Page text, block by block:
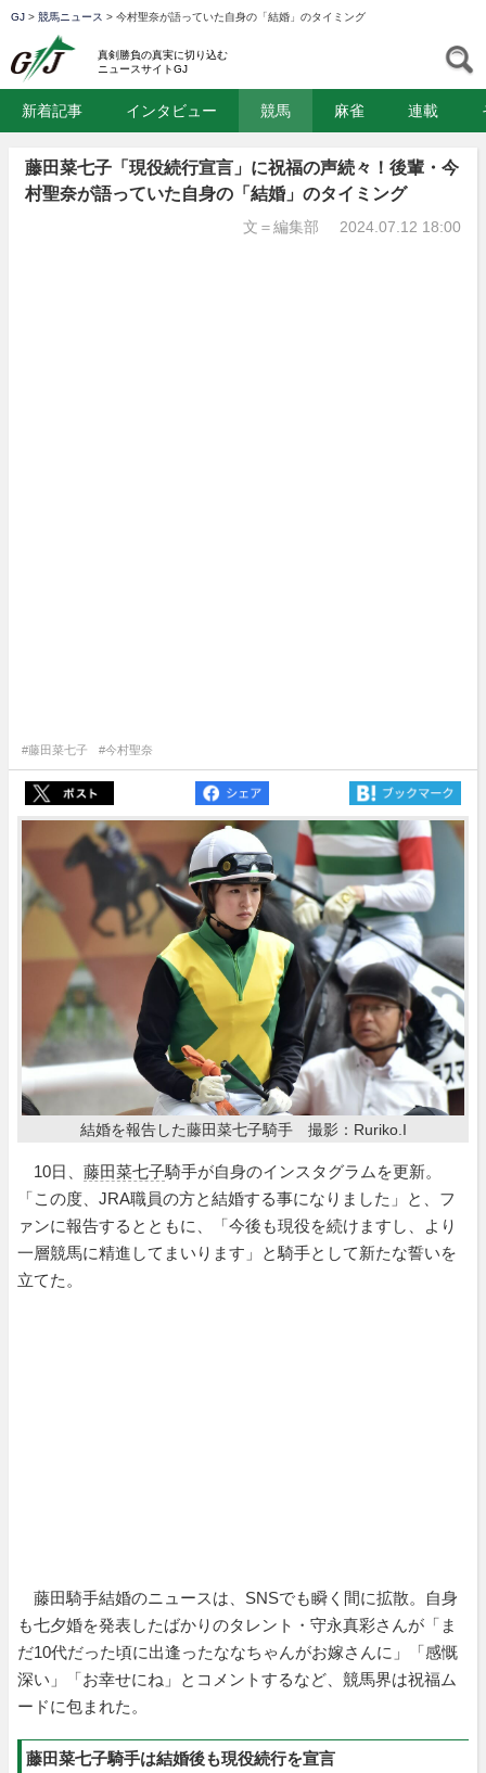
GJ > 競馬ニュース > 今村聖奈が語っていた自身の「結婚」のタイミング
真剣勝負の真実に切り込む
ニュースサイトGJ
新着記事 インタビュー 競馬 麻雀 連載
藤田菜七子「現役続行宣言」に祝福の声続々！後輩・今
村聖奈が語っていた自身の「結婚」のタイミング
文＝編集部 2024.07.12 18:00
#藤田菜七子 #今村聖奈
結婚を報告した藤田菜七子騎手 撮影：Ruriko.I
10日、 藤田菜七子騎手が自身のインスタグラムを更新。
「この度、JRA職員の方と結婚する事になりました」と、フ
ァンに報告するとともに、「今後も現役を続けますし、より
一層競馬に精進してまいります」と騎手として新たな誓いを
立てた。
藤田騎手結婚のニュースは、SNSでも瞬く間に拡散。自身
も七夕婚を発表したばかりのタレント・守永真彩さんが「ま
だ10代だった頃に出逢ったななちゃんがお嫁さんに」「感慨
深い」「お幸せにね」とコメントするなど、競馬界は祝福ム
ードに包まれた。
藤田菜七子騎手は結婚後も現役続行を宣言